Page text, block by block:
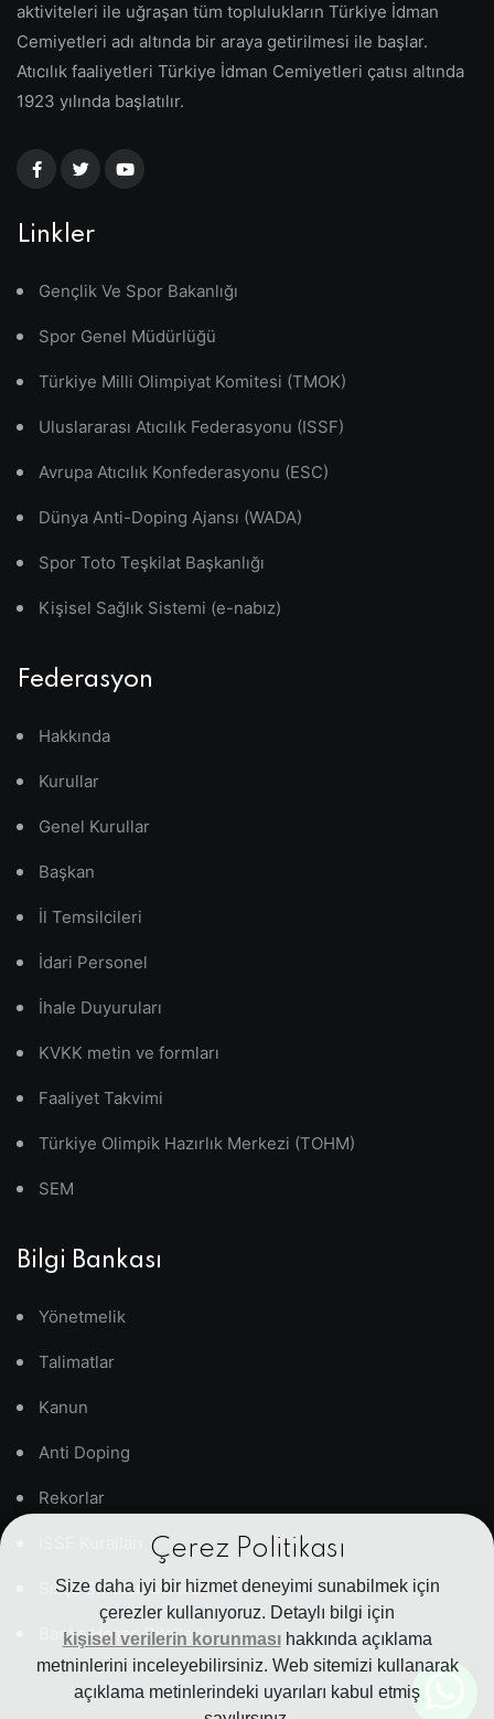
Çerez Politikası
Size daha iyi bir hizmet deneyimi sunabilmek için
çerezler kullanıyoruz. Detaylı bilgi için
kişisel verilerin korunmasıhakkında açıklama
metninlerini inceleyebilirsiniz. Web sitemizi kullanarak
açıklama metinlerindeki uyarıları kabul etmiş
aktiviteleri ile uğraşan tüm toplulukların Türkiye İdman
Cemiyetleri adı altında bir araya getirilmesi ile başlar.
Atıcılık faaliyetleri Türkiye İdman Cemiyetleri çatısı altında
1923 yılında başlatılır.
Linkler
Gençlik Ve Spor Bakanlığı
Spor Genel Müdürlüğü
Türkiye Milli Olimpiyat Komitesi (TMOK)
Uluslararası Atıcılık Federasyonu (ISSF)
Avrupa Atıcılık Konfederasyonu (ESC)
Dünya Anti-Doping Ajansı (WADA)
Spor Toto Teşkilat Başkanlığı
Kişisel Sağlık Sistemi (e-nabız)
Federasyon
Hakkında
Kurullar
Genel Kurullar
Başkan
İl Temsilcileri
İdari Personel
İhale Duyuruları
KVKK metin ve formları
Faaliyet Takvimi
Türkiye Olimpik Hazırlık Merkezi (TOHM)
SEM
Bilgi Bankası
Yönetmelik
Talimatlar
Kanun
Anti Doping
Rekorlar
Sıkça Sorulan Sorular
Banka Hesap Bilgileri